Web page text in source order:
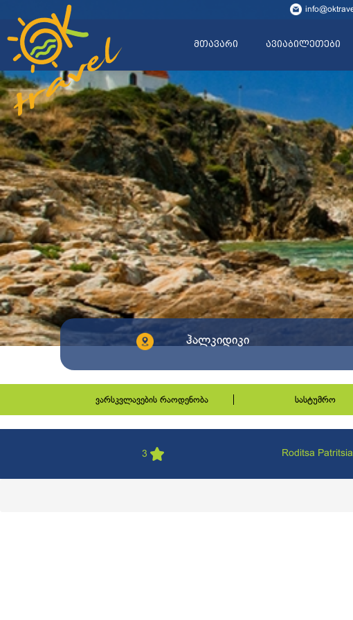
მთავარი ავიაბილეთები
ჰალკიდიკი
ვარსკვლავების რაოდენობა სასტუმრო
3 Roditsa Patritsia